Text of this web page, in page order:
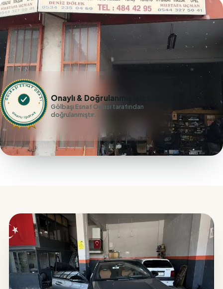
GÖLBAŞI ESNAF ODASI
ONAYLI İŞLETME
Onaylı & Doğrulanmış İşletme
Gölbaşı Esnaf Odası tarafından
doğrulanmıştır.